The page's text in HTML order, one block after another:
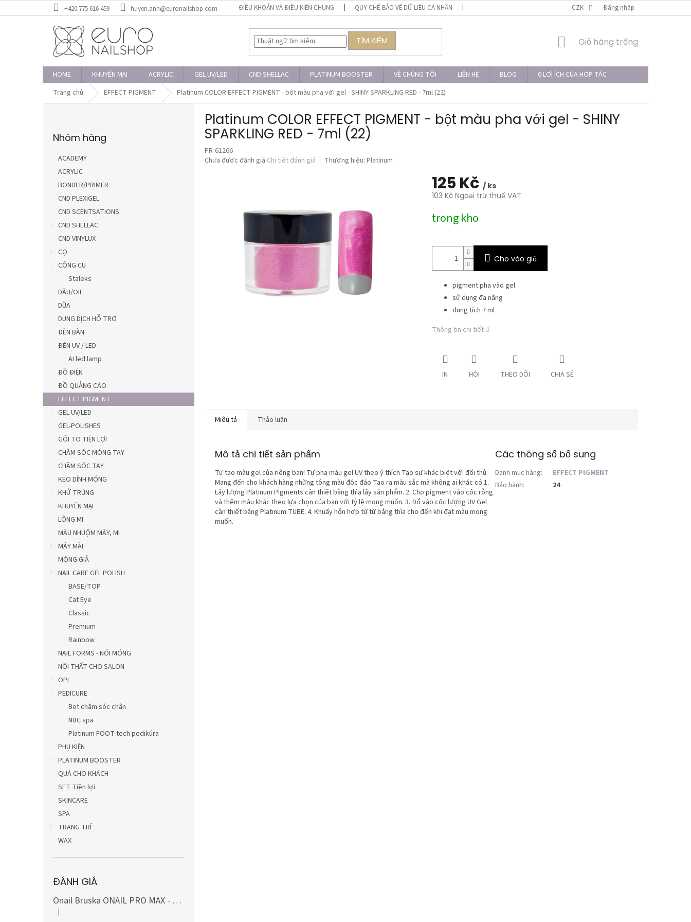
qua
+420 775 616 459 huyen.anh@euronailshop.com ĐIỀU KHOẢN VÀ ĐIỀU KIỆN CHUNG QUY CHẾ BẢO VỆ DỮ LIỆU CÁ NHÂN CZK Đăng nhập
TÌM KIẾM
GIỎ
Giỏ hàng trống
HOME KHUYẾN MẠI ACRYLIC GEL UV/LED CND SHELLAC PLATINUM BOOSTER VỀ CHÚNG TÔI LIÊN HỆ BLOG
6 LỢI ÍCH CỦA HỢP TÁC
Trang chủ
EFFECT PIGMENT Platinum COLOR EFFECT PIGMENT - bột màu pha với gel - SHINY SPARKLING RED - 7ml (22)
qua
mục
Nhóm hàng
ACADEMY
ACRYLIC
BONDER/PRIMER
CND PLEXIGEL
CND SCENTSATIONS
CND SHELLAC
CND VINYLUX
CỌ
CÔNG CỤ
Staleks
DẦU/OIL
DŨA
DUNG DỊCH HỖ TRƠ
ĐÈN BÀN
ĐÈN UV / LED
AI led lamp
ĐỒ ĐIỆN
ĐỒ QUẢNG CÁO
EFFECT PIGMENT
GEL UV/LED
GEL-POLISHES
GÓI TO TIỆN LỢI
CHĂM SÓC MÓNG TAY
CHĂM SÓC TAY
KEO DÍNH MÓNG
KHỬ TRÙNG
KHUYẾN MẠI
LÔNG MI
MÀU NHUỘM MÀY, MI
MÁY MÀI
MÓNG GIẢ
NAIL CARE GEL POLISH
BASE/TOP
Cat Eye
Classic
Premium
Rainbow
NAIL FORMS - NỐI MÓNG
NỘI THẤT CHO SALON
OPI
PEDICURE
Bọt chăm sóc chân
NBC spa
Platinum FOOT-tech pedikúra
PHỤ KIỆN
PLATINUM BOOSTER
QUÀ CHO KHÁCH
SET Tiện lợi
SKINCARE
SPA
TRANG TRÍ
WAX
ĐÁNH GIÁ
Onail Bruska ONAIL PRO MAX - MÀU TRẮNG, bao gồm bộ mũi khoan carbide và kim cương (10 món)
Đánh giá sản phẩm là 5 trên 5 sao.
|
Platinum COLOR EFFECT PIGMENT - bột màu pha với gel - SHINY
SPARKLING RED - 7ml (22)
PR-61266
Đánh
Chưa được đánh giá Chi tiết đánh giá Thương hiệu: Platinum
125 Kč / ks
103 Kč Ngoại trừ thuế VAT
đo
trong kho
Cho vào giỏ
pigment pha vào gel
sử dụng đa năng
dung tích 7 ml
Thông tin chi tiết
IN HỎI THEO DÕI CHIA SẺ
Miêu tả Thảo luận
Mô tả chi tiết sản phẩm
Tự tạo màu gel của riêng bạn! Tự pha màu gel UV theo ý thích Tạo sự khác biệt với đối thủ
Mang đến cho khách hàng những tông màu độc đáo Tạo ra màu sắc mà không ai khác có 1.
Lấy lượng Platinum Pigments cần thiết bằng thìa lấy sản phẩm. 2. Cho pigment vào cốc rỗng
và thêm màu khác theo lựa chọn của bạn với tỷ lệ mong muốn. 3. Đổ vào cốc lượng UV Gel
cần thiết bằng Platinum TUBE. 4. Khuấy hỗn hợp từ từ bằng thìa cho đến khi đạt màu mong
muốn.
Các thông số bổ sung
Danh mục hàng:
EFFECT PIGMENT
Bảo hành: 24